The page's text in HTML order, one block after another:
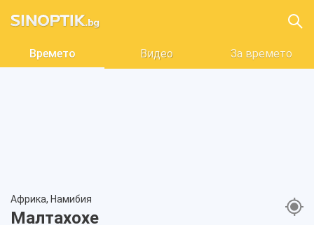
Времето Видео За времето
Африка, Намибия
Малтахохе